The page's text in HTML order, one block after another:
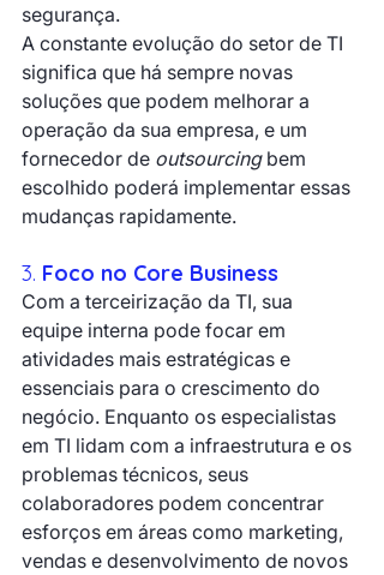
segurança.
A constante evolução do setor de TI
significa que há sempre novas
soluções que podem melhorar a
operação da sua empresa, e um
fornecedor de outsourcing bem
escolhido poderá implementar essas
mudanças rapidamente.
3. Foco no Core Business
Com a terceirização da TI, sua
equipe interna pode focar em
atividades mais estratégicas e
essenciais para o crescimento do
negócio. Enquanto os especialistas
em TI lidam com a infraestrutura e os
problemas técnicos, seus
colaboradores podem concentrar
esforços em áreas como marketing,
vendas e desenvolvimento de novos